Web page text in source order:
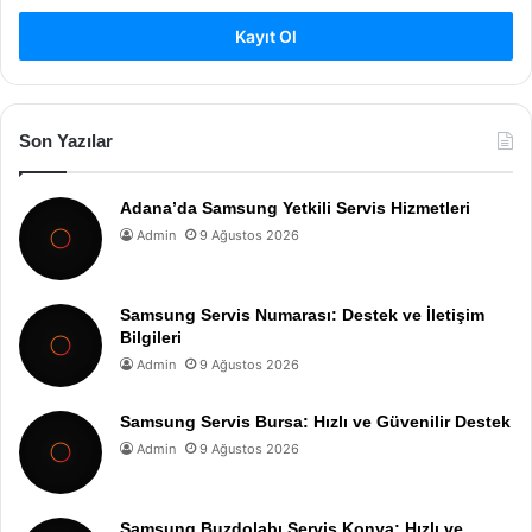
Kayıt Ol
Son Yazılar
Adana’da Samsung Yetkili Servis Hizmetleri
Admin 9 Ağustos 2026
Samsung Servis Numarası: Destek ve İletişim
Bilgileri
Admin 9 Ağustos 2026
Samsung Servis Bursa: Hızlı ve Güvenilir Destek
Admin 9 Ağustos 2026